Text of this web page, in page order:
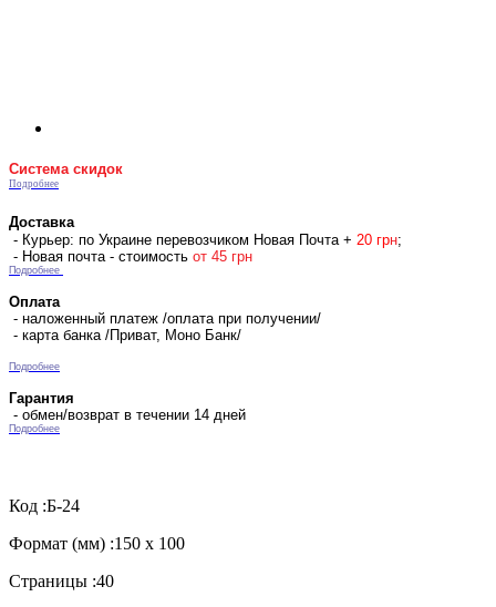
Система скидок
Подробнее
Доставка
- Курьер: по Украине перевозчиком Новая Почта + 20 грн;
- Новая почта - стоимость от 45 грн
Подробнее
Оплата
- наложенный платеж /оплата при получении/
- карта банка /Приват, Моно Банк/
Подробнее
Гарантия
- обмен/возврат в течении 14 дней
Подробнее
Код :Б-24
Формат (мм) :150 х 100
Страницы :40